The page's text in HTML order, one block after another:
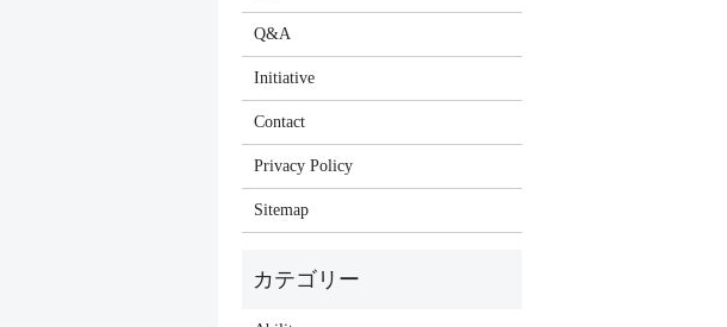
Q&A
Initiative
Contact
Privacy Policy
Sitemap